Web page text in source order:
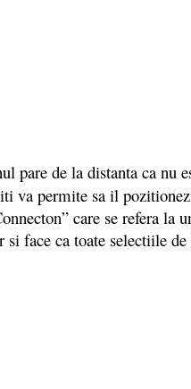
pare de la distanta ca nu
va permite sa il
care se refera la
face ca toate selectiile